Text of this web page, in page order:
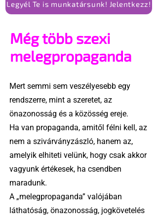
Legyél Te is munkatársunk! Jelentkezz!
Még több szexi
melegpropaganda
Mert semmi sem veszélyesebb egy
rendszerre, mint a szeretet, az
önazonosság és a közösség ereje.
Ha van propaganda, amitől félni kell, az
nem a szivárványzászló, hanem az,
amelyik elhiteti velünk, hogy csak akkor
vagyunk értékesek, ha csendben
maradunk.
A „melegpropaganda” valójában
láthatóság, önazonosság, jogkövetelés